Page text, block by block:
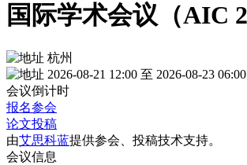
国际学术会议（AIC
杭州
2026-08-21 12:00 至 2026-08-23 06:00
会议倒计时
报名参会
论文投稿
由艾思科蓝提供参会、投稿技术支持。
会议信息